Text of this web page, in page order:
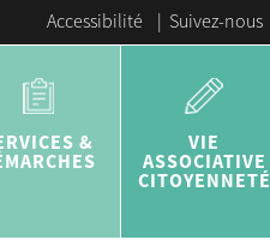
Accessibilité | Suivez-nous
&
VIE
ASSOCIATIVE
CITOYENNETÉ